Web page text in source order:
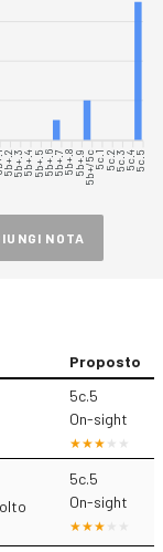
5b+.25b+.35b+.45b+.55b+.65b+.75b+.85b+.95b+/5c5c.15c.25c.35c.45c.5
NOTA
Proposto
5c.5
On-sight
5c.5
On-sight